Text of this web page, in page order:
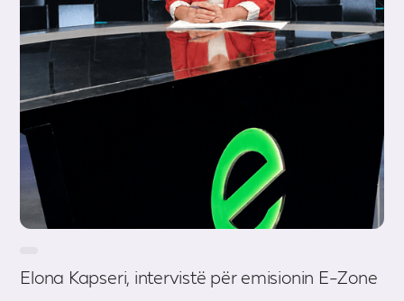
Elona Kapseri, intervistë për emisionin E-Zone